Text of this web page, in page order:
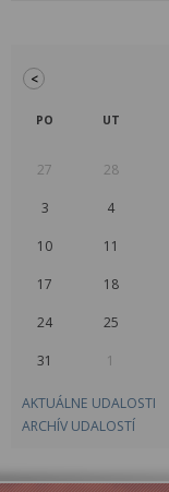
<
PO UT
27 28
3 4
10 11
17 18
24 25
31 1
AKTUÁLNE UDALOSTI
ARCHÍV UDALOSTÍ